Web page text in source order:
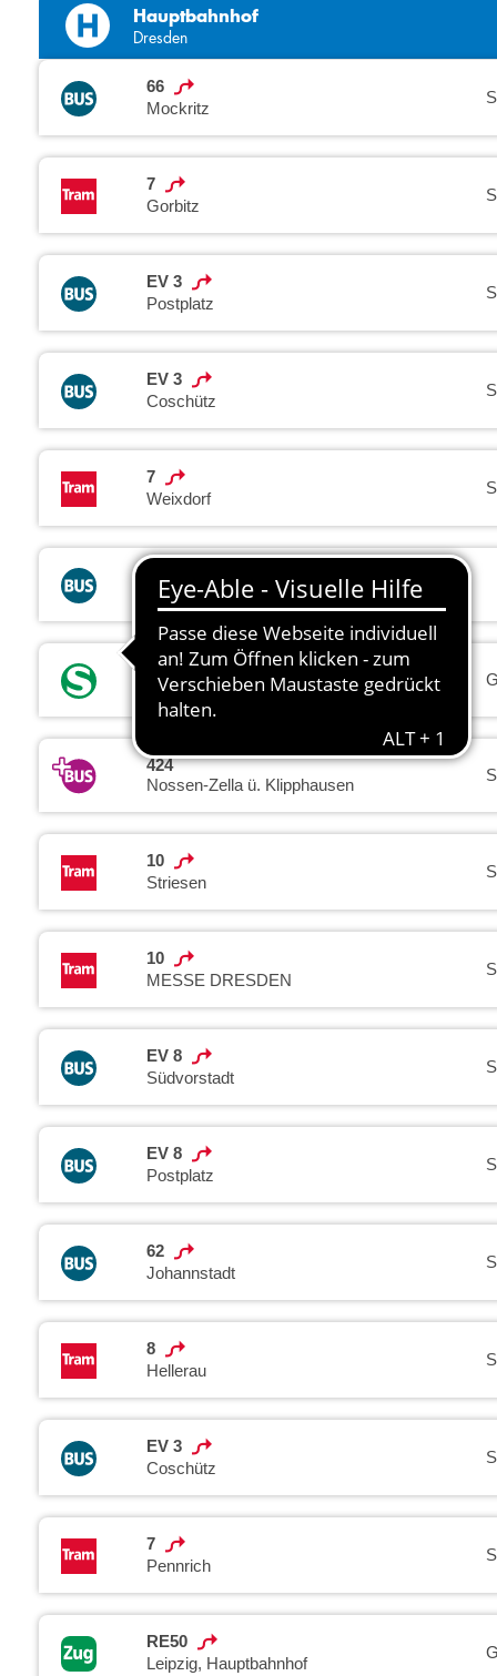
Hauptbahnhof
Dresden
66
Mockritz
7
Gorbitz
EV 3
Postplatz
EV 3
Coschütz
7
Weixdorf
S-Bahnhof Plauen
S1
Bad Schandau Nationalparkbahnhof
424
Nossen-Zella ü. Klipphausen
10
Striesen
10
MESSE DRESDEN
EV 8
Südvorstadt
EV 8
Postplatz
62
Johannstadt
8
Hellerau
EV 3
Coschütz
7
Pennrich
RE50
Leipzig, Hauptbahnhof